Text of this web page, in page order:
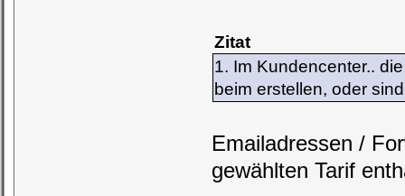
Zitat
1. Im Kundencenter..
beim erstellen, oder
Emailadressen /
gewählten Tarif